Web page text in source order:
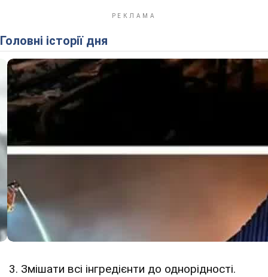
Головні історії дня
3. Змішати всі інгредієнти до однорідності.